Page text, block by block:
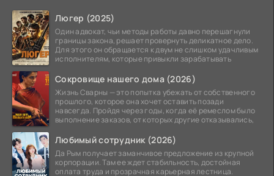
Люгер (2025)
Один адвокат, чьи методы работы давно перешагнули
границы закона, решает провернуть деликатное дело.
Для этого он обращается к двум не слишком удачливым
исполнителям, которые привыкли зарабатывать
Сокровище нашего дома (2026)
Жизнь Сварны — это попытка убежать от собственного
прошлого, которое она хочет оставить позади
навсегда. Пройдя через годы, когда её ремеслом было
выполнение заказов, от которых другие отказывались,
Любимый сотрудник (2026)
Да Рым получает заманчивое предложение из крупной
корпорации. Там ее ждет стабильность, достойная
оплата труда и прозрачная карьерная лестница.